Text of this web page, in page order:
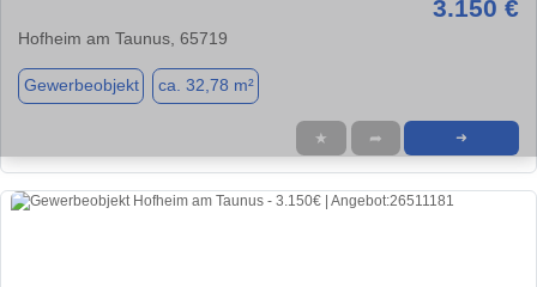
3.150 €
Hofheim am Taunus, 65719
Gewerbeobjekt ca. 32,78 m²
★ ➦ ➜